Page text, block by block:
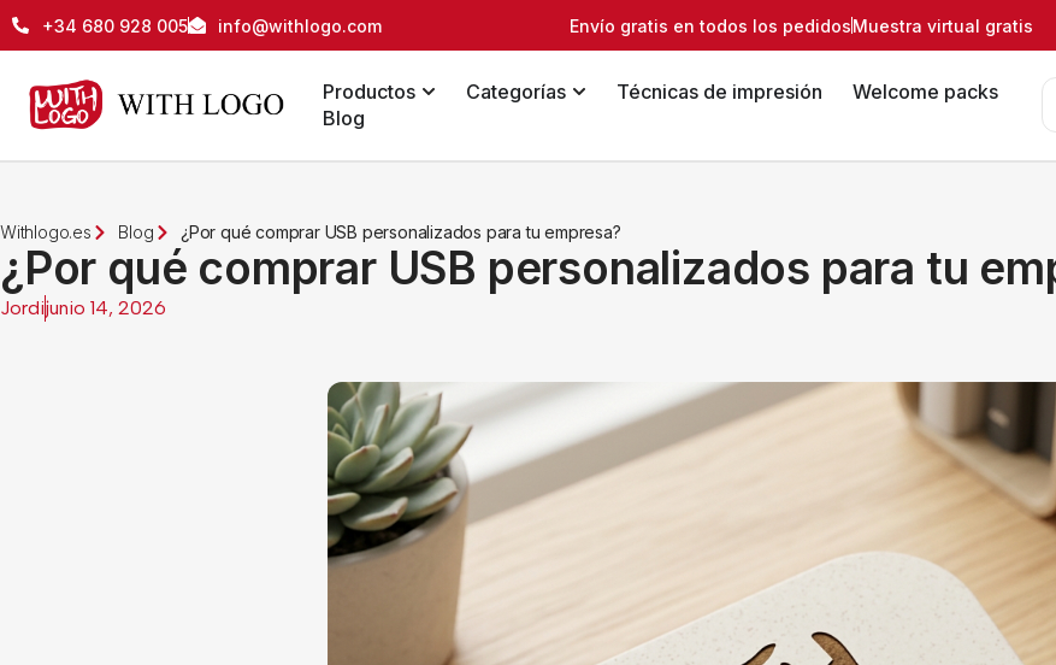
+34 680 928 005 info@withlogo.com Envío gratis en todos los pedidosMuestra virtual gratis
Productos Categorías Técnicas de impresión
Welcome packs
Blog
Withlogo.es Blog ¿Por qué comprar USB personalizados para tu empresa?
¿Por qué comprar USB personalizados para tu
Jordijunio 14, 2026